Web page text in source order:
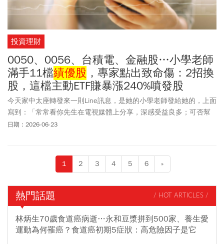
投資理財
0050、0056、台積電、金融股…小學老師
滿手11檔績優股 ，專家點出致命傷：2招換
股，這檔主動ETF賺暴漲240%噴發股
今天家中太座轉發來一則Line訊息，是她的小學老師發給她的，上面
寫到：「常常看你先生在電視媒體上分享，深感受益良多；可否幫
我看一下我手上的持股」。接著就是一長串地個股以及ETF，包括：
(00919)、玉山金(2884)、國票金(2889)、台積電(2330)、國泰金
(2882)。這一長串地持股，如果單看個股，都沒有什麼問題，因為都
看，就會發現一個問題，就是持股的重覆度偏高。
日期：2026-06-23
1 2 3 4 5 6 »
熱門話題 / HOT ARTICLES /
林炳生70歲食道癌病逝…永和豆漿拼到500家、養生愛
運動為何罹癌？食道癌初期5症狀：高危險因子是它